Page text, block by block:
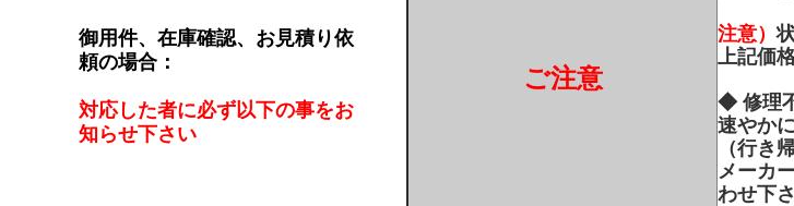
ご注意
注意）
上記価
◆ 修理
速やか
（行き
メーカ
わせ下さ
御用件、在庫確認、お見積り依
頼の場合：
対応した者に必ず以下の事をお
知らせ下さい